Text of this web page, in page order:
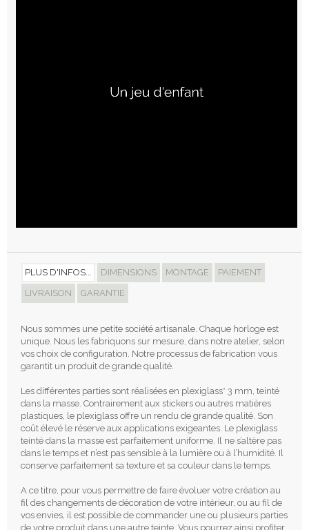
PLUS D'INFOS... DIMENSIONS MONTAGE
PAIEMENT
LIVRAISON
GARANTIE
Nous sommes une petite société artisanale. Chaque horloge est
unique. Nous les fabriquons sur mesure, dans notre atelier, selon
vos choix de configuration. Notre processus de fabrication vous
garantit un produit de grande qualité.
Les différentes parties sont réalisées en plexiglass* 3 mm, teinté
dans la masse. Contrairement aux stickers ou autres matières
plastiques, le plexiglass offre un rendu de grande qualité. Son
coût élevé le réserve aux applications exigeantes. Le plexiglass
teinté dans la masse est parfaitement uniforme. Il ne s’altère pas
dans le temps et n’est pas sensible à la lumière ou à l’humidité. Il
conserve parfaitement sa texture et sa couleur dans le temps.
A ce titre, pour vous permettre de faire évoluer votre création au
fil des changements de décoration de votre intérieur, ou au fil de
vos envies, il est possible de commander une ou plusieurs parties
de votre produit dans une autre teinte. Vous pourrez ainsi profiter